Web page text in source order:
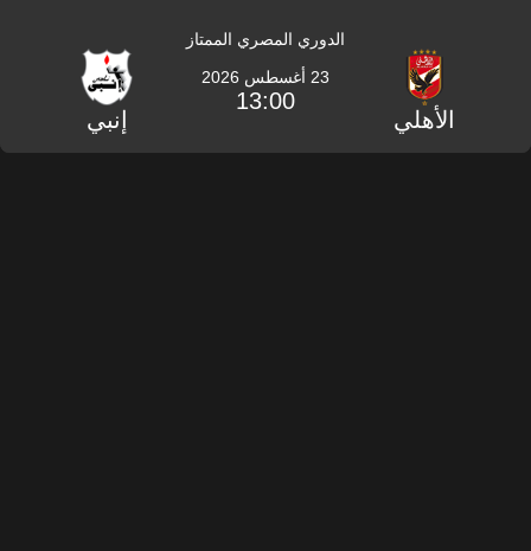
الدوري المصري الممتاز
الأهلي
23 أغسطس 2026
13:00
إنبي